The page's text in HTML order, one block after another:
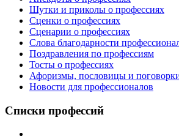
Шутки и приколы о профессиях
Сценки о профессиях
Сценарии о профессиях
Слова благодарности
Поздравления по профессиям
Тосты о профессиях
Афоризмы, пословицы и
Новости для профессионалов
Списки профессий